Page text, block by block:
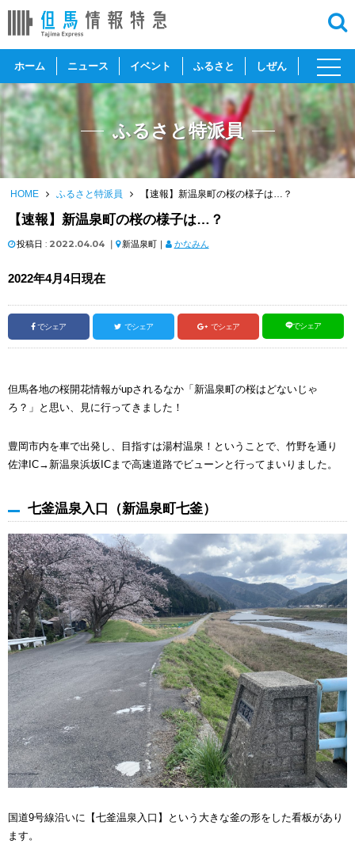
ホーム ニュース イベント ふるさと しぜん
toggle
ふるさと特派員
HOME ふるさと特派員 【速報】新温泉町の桜の様子は…？
【速報】新温泉町の桜の様子は…？
投稿日 : 2022.04.04 ｜ 新温泉町｜ かなみん
2022年4月4日現在
でシェア でシェア でシェア でシェア
但馬各地の桜開花情報がupされるなか「新温泉町の桜はどないじゃ
ろ？」と思い、見に行ってきました！
豊岡市内を車で出発し、目指すは湯村温泉！ということで、竹野を通り
佐津IC→新温泉浜坂ICまで高速道路でビューンと行ってまいりました。
七釜温泉入口（新温泉町七釜）
国道9号線沿いに【七釜温泉入口】という大きな釜の形をした看板があり
ます。